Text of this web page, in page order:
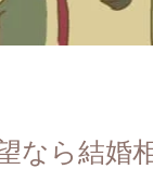
なら結婚